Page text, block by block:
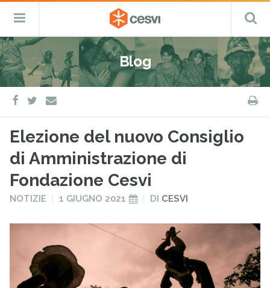
Salta
al
contenuto
CESVI
Fondazione
–
ETS
Cooperazione,
Emergenza
e
Sviluppo
Menu
Blog
facebook
twitter
e-
mail
Elezione del nuovo Consiglio
di Amministrazione di
Fondazione Cesvi
PUBBLICATO
NOTIZIE
PUBBLICATO
1 GIUGNO 2021 DI CESVI